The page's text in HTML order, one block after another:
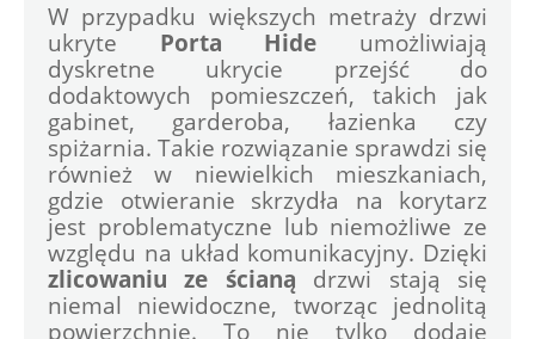
W przypadku większych metraży drzwi
ukryte Porta Hide umożliwiają
dyskretne ukrycie przejść do
dodaktowych pomieszczeń, takich jak
gabinet, garderoba, łazienka czy
spiżarnia. Takie rozwiązanie sprawdzi się
również w niewielkich mieszkaniach,
gdzie otwieranie skrzydła na korytarz
jest problematyczne lub niemożliwe ze
względu na układ komunikacyjny. Dzięki
zlicowaniu ze ścianą drzwi stają się
niemal niewidoczne, tworząc jednolitą
powierzchnię. To nie tylko dodaje